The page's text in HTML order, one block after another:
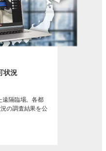
状況
隔臨場。各都
の調査結果を公